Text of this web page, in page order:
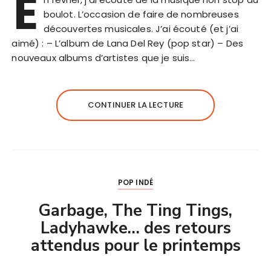
E boulot. L’occasion de faire de nombreuses
découvertes musicales. J’ai écouté (et j’ai
aimé) : – L’album de Lana Del Rey (pop star) – Des
nouveaux albums d’artistes que je suis…
CONTINUER LA LECTURE
POP INDÉ
Garbage, The Ting Tings,
Ladyhawke… des retours
attendus pour le printemps